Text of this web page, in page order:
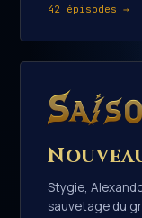
42 épisodes →
Stygie,
sauvetage du